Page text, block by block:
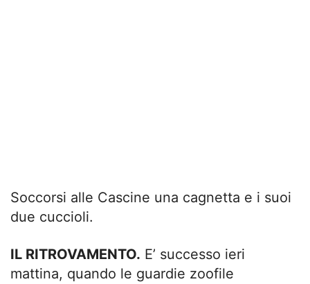
Soccorsi alle Cascine una cagnetta e i suoi
due cuccioli.
IL RITROVAMENTO. E’ successo ieri
mattina, quando le guardie zoofile